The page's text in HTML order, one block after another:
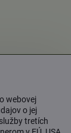
webovej
o jej
tretích